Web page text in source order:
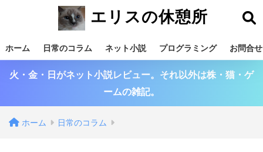
エリスの休憩所
ホーム 日常のコラム ネット小説 プログラミング お問合せ
火・金・日がネット小説レビュー。それ以外は株・猫・ゲ
ームの雑記。
ホーム 日常のコラム